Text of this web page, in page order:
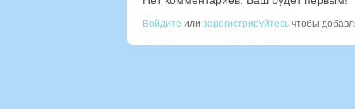
Войдите или зарегистрируйтесь чтобы